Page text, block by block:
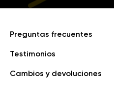
Preguntas frecuentes
Testimonios
Cambios y devoluciones